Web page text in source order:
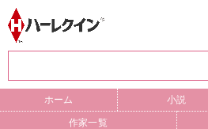
ホーム 小説
作家一覧